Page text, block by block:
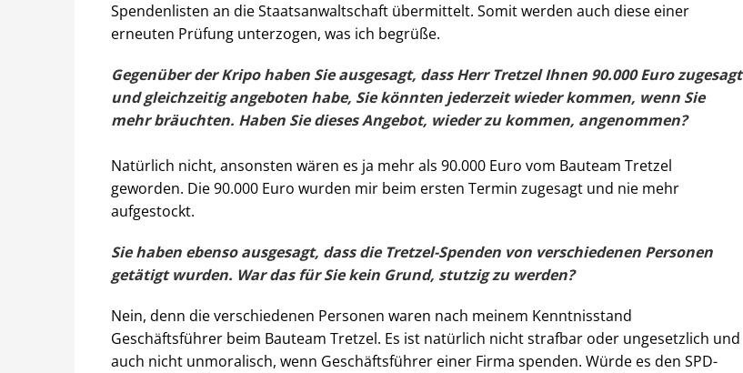
Spendenlisten an die Staatsanwaltschaft übermittelt. Somit werden auch diese einer
erneuten Prüfung unterzogen, was ich begrüße.
Gegenüber der Kripo haben Sie ausgesagt, dass Herr Tretzel Ihnen 90.000 Euro zugesagt
und gleichzeitig angeboten habe, Sie könnten jederzeit wieder kommen, wenn Sie
mehr bräuchten. Haben Sie dieses Angebot, wieder zu kommen, angenommen?
Natürlich nicht, ansonsten wären es ja mehr als 90.000 Euro vom Bauteam Tretzel
geworden. Die 90.000 Euro wurden mir beim ersten Termin zugesagt und nie mehr
aufgestockt.
Sie haben ebenso ausgesagt, dass die Tretzel-Spenden von verschiedenen Personen
getätigt wurden. War das für Sie kein Grund, stutzig zu werden?
Nein, denn die verschiedenen Personen waren nach meinem Kenntnisstand
Geschäftsführer beim Bauteam Tretzel. Es ist natürlich nicht strafbar oder ungesetzlich und
auch nicht unmoralisch, wenn Geschäftsführer einer Firma spenden. Würde es den SPD-